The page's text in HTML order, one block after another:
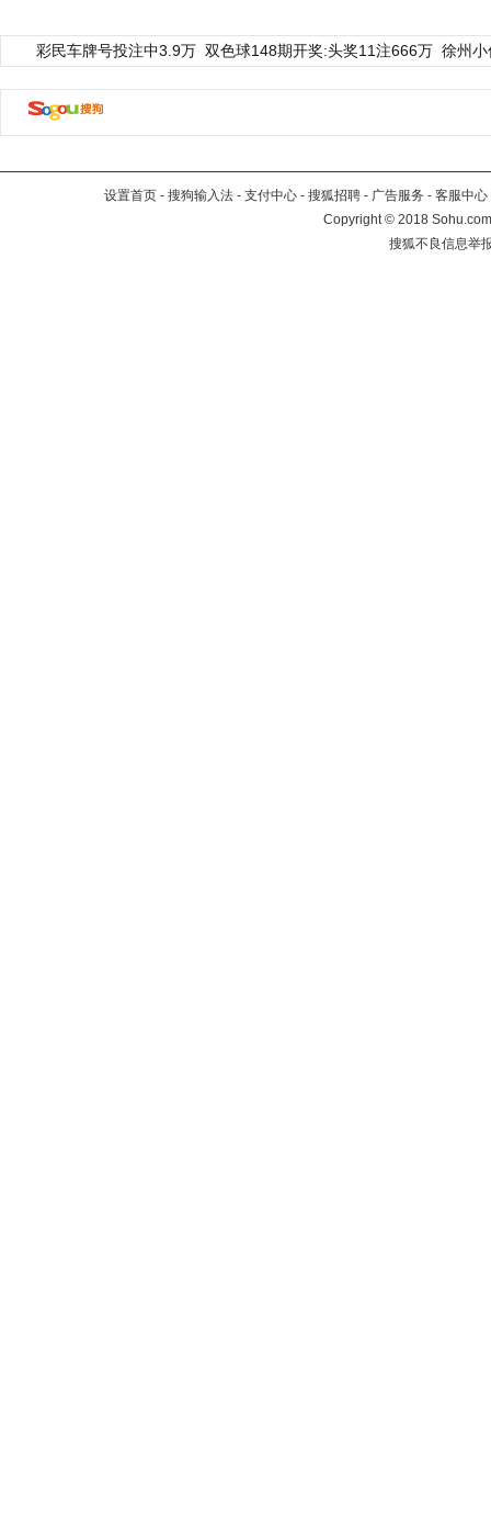
彩民车牌号投注中3.9万 双色球148期开奖:头奖11注666万 徐州
设置首页 - 搜狗输入法 - 支付中心 - 搜狐招聘 - 广告服务 - 客服中心
Copyright©2018
搜狐不良信息举